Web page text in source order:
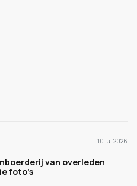
10 jul 2026
van overleden
foto's